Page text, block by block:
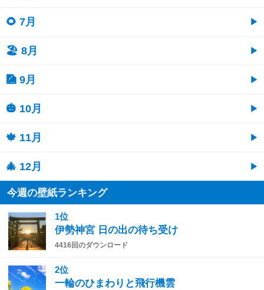
🌻 7月
🏖 8月
🎑 9月
🎃 10月
🍁 11月
🎄 12月
今週の壁紙ランキング
1位
伊勢神宮 日の出の待ち受け
4416回のダウンロード
2位
一輪のひまわりと飛行機雲